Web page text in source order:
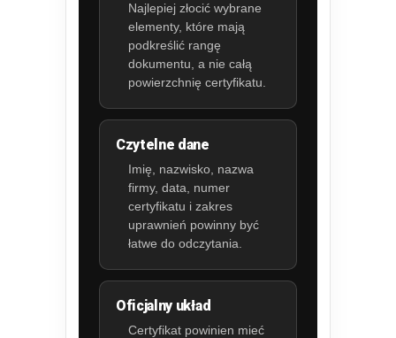
Najlepiej złocić wybrane
elementy, które mają
podkreślić rangę
dokumentu, a nie całą
powierzchnię certyfikatu.
Czytelne dane
Imię, nazwisko, nazwa
firmy, data, numer
certyfikatu i zakres
uprawnień powinny być
łatwe do odczytania.
Oficjalny układ
Certyfikat powinien mieć